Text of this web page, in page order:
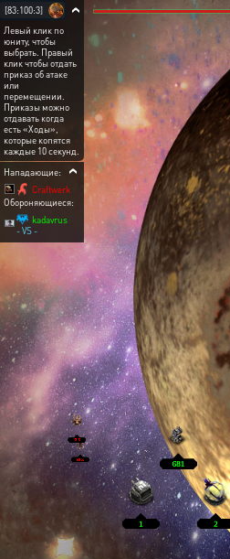
[83:100:3]
Левый клик по
юниту, чтобы
выбрать. Правый
клик чтобы отдать
приказ об атаке
или
перемещении.
Приказы можно
отдавать когда
есть «Ходы»,
которые копятся
каждые 10 секунд.
Нападающие:
Craftwerk
Обороняющиеся:
kadavrus
- VS -